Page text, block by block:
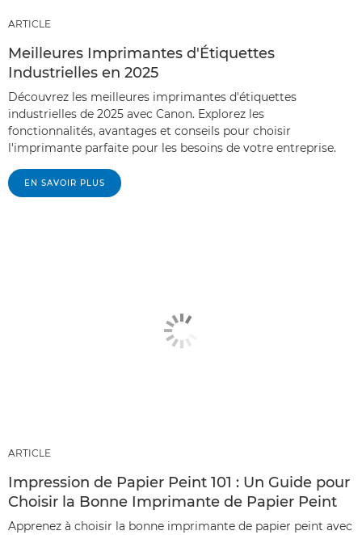
ARTICLE
Meilleures Imprimantes d'Étiquettes
Industrielles en 2025
Découvrez les meilleures imprimantes d'étiquettes
industrielles de 2025 avec Canon. Explorez les
fonctionnalités, avantages et conseils pour choisir
l'imprimante parfaite pour les besoins de votre entreprise.
EN SAVOIR PLUS
ARTICLE
Impression de Papier Peint 101 : Un Guide pour
Choisir la Bonne Imprimante de Papier Peint
Apprenez à choisir la bonne imprimante de papier peint avec